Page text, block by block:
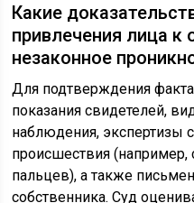
Какие
привлечения лица к
незаконное
Для подтверждения
показания свидетелей,
наблюдения, экспертизы
происшествия (например,
пальцев), а также
собственника. Суд